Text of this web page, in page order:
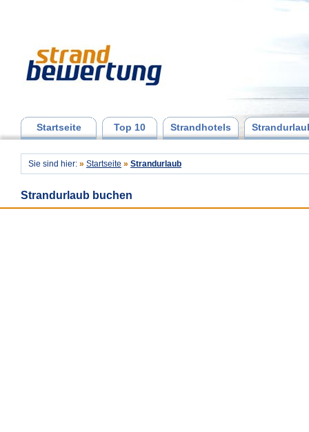
Startseite Top 10 Strandhotels
Sie sind hier: » Startseite » Strandurlaub
Strandurlaub buchen